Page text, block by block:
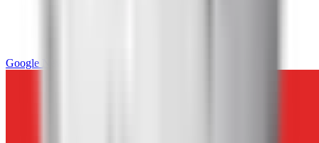
Google News